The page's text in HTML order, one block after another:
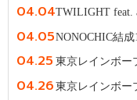
04.04TWILIGHT feat.
04.05NONOCHIC結
04.25 東京レインボー
04.26東京レインボー